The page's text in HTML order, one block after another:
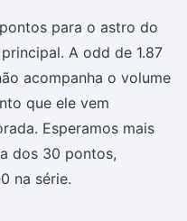
para o astro do
A odd de 1.87
acompanha o volume
que ele vem
Esperamos mais
dos 30 pontos,
na série.